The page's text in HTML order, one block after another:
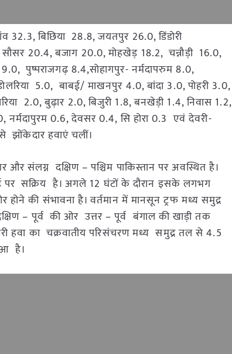
बिछिया 28.8, जयतपुर 26.0, डिंडोरी
20.4, बजाग 20.0, मोहखेड़ 18.2, चन्नौड़ी 16.0,
पुष्पराजगढ़ 8.4,सोहागपुर- नर्मदापरुम 8.0,
5.0, बाबई/ माखनपुर 4.0, बांदा 3.0, पोहरी 3.0,
2.0, बुढ़ार 2.0, बिजुरी 1.8, बनखेड़ी 1.4, निवास 1.2,
0.6, देवसर 0.4, सि होरा 0.3 एवं देवरी-
झोंकेदार हवाएं चलीं।
और संलग्न दक्षिण – पश्चिम पाकिस्तान पर अवस्थित है।
सक्रिय है। अगले 12 घंटों के दौरान इसके लगभग
होने की संभावना है। वर्तमान में मानसून ट्रफ मध्य समुद्र
– पूर्व की ओर उत्तर – पूर्व बंगाल की खाड़ी तक
हवा का चक्रवातीय परिसंचरण मध्य समुद्र तल से 4.5
है।